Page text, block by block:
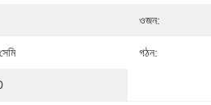
ওজন:
গঠন: